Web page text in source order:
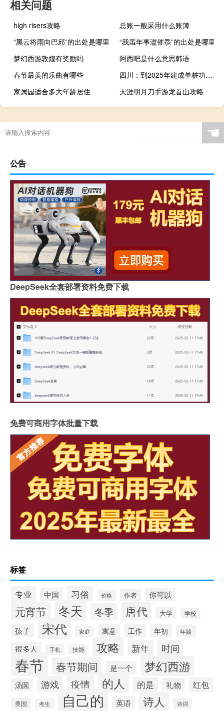
相关问题
high risers攻略
总账一般采用什么账簿
“黑云将雨向巴邱”的出处是哪里
“我虽年事滥催忝”的出处是哪里
梦幻西游敦煌有奖励吗
阿西吧是什么意思韩语
春节最美的乐曲有哪些
四川：到2025年建成单桩功率原则上不小于60千瓦乡村公共充电桩2.2万个以上
家属园适合多大年龄居住
天涯明月刀手游龙首山攻略
☚
公告
DeepSeek全套部署资料免费下载
免费可商用字体批量下载
标签
专业 中国 习俗 价格 作者 你可以
元宵节 冬天 冬季 唐代 大学 学校
孩子 宋代 家庭 寓意 工作 年初 年龄
很多人 手机 技能 攻略 新年 时间
春节 春节期间 是一个 梦幻西游
汤圆 游戏 疫情 的人 的是 礼物 红包
美国 考生 自己的 英语 诗人 诗词